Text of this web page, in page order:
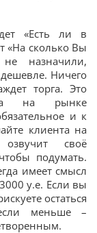
«Есть ли в
«На сколько Вы
назначили,
дешевле. Ничего
торга. Это
на рынке
и к
клиента на
своё
подумать.
имеет смысл
у.е. Если вы
остаться
меньше –